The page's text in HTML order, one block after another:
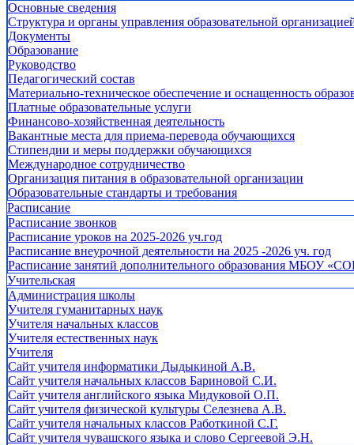
Основные сведения
Структура и органы управления образовательной
Документы
Образование
Руководство
Педагогический состав
Материально-техническое обеспечение и оснащенность
Платные образовательные услуги
Финансово-хозяйственная деятельность
Вакантные места для приема-перевода обучающихся
Стипендии и меры поддержки обучающихся
Международное сотрудничество
Организация питания в образовательной организации
Образовательные стандарты и требования
Расписание
Расписание звонков
Расписание уроков на 2025-2026 уч.год
Расписание внеурочной деятельности на 2025 -2026 уч. год
Расписание занятий дополнительного образования МБОУ
Учительская
Администрация школы
Учителя гуманитарных наук
Учителя начальных классов
Учителя естественных наук
Учителя
Cайт учителя информатики Дыдыкиной А.В.
Сайт учителя начальных классов Бариновой С.И.
Сайт учителя английского языка Мидуковой О.П.
Сайт учителя физической культуры Селезнева А.В.
Сайт учителя начальных классов Работкиной С.Г.
Сайт учителя чувашского языка и слово Сергеевой Э.Н.